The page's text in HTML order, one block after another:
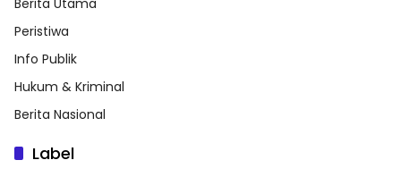
Peristiwa
Info Publik
Hukum & Kriminal
Berita Nasional
Label